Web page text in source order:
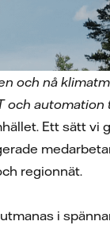
och nå
automation
Ett sätt vi
regionnät.
i